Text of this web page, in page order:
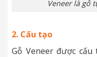
Veneer là gỗ
2. Cấu tạo
Gỗ Veneer được